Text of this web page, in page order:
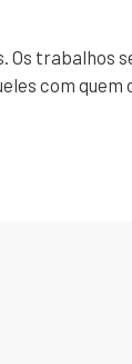
Os trabalhos
com quem